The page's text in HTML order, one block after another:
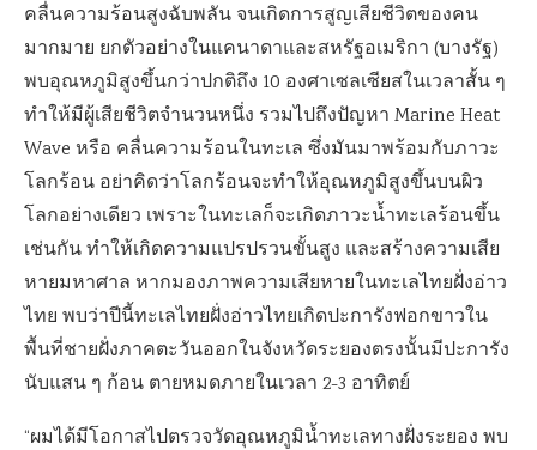
คลื่นความร้อนสูงฉับพลัน จนเกิดการสูญเสียชีวิตของคน
มากมาย ยกตัวอย่างในแคนาดาและสหรัฐอเมริกา (บางรัฐ)
พบอุณหภูมิสูงขึ้นกว่าปกติถึง 10 องศาเซลเซียสในเวลาสั้น ๆ
ทำให้มีผู้เสียชีวิตจำนวนหนึ่ง รวมไปถึงปัญหา Marine Heat
Wave หรือ คลื่นความร้อนในทะเล ซึ่งมันมาพร้อมกับภาวะ
โลกร้อน อย่าคิดว่าโลกร้อนจะทำให้อุณหภูมิสูงขึ้นบนผิว
โลกอย่างเดียว เพราะในทะเลก็จะเกิดภาวะน้ำทะเลร้อนขึ้น
เช่นกัน ทำให้เกิดความแปรปรวนขั้นสูง และสร้างความเสีย
หายมหาศาล หากมองภาพความเสียหายในทะเลไทยฝั่งอ่าว
ไทย พบว่าปีนี้ทะเลไทยฝั่งอ่าวไทยเกิดปะการังฟอกขาวใน
พื้นที่ชายฝั่งภาคตะวันออกในจังหวัดระยองตรงนั้นมีปะการัง
นับแสน ๆ ก้อน ตายหมดภายในเวลา 2-3 อาทิตย์
“ผมได้มีโอกาสไปตรวจวัดอุณหภูมิน้ำทะเลทางฝั่งระยอง พบ